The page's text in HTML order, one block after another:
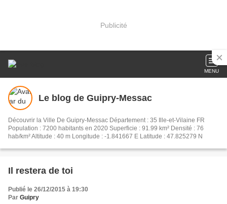
Publicité
MENU
Le blog de Guipry-Messac
Découvrir la Ville De Guipry-Messac Département : 35 Ille-et-Vilaine FR
Population : 7200 habitants en 2020 Superficie : 91.99 km² Densité : 76
hab/km² Altitude : 40 m Longitude : -1.841667 E Latitude : 47.825279 N
Il restera de toi
Publié le 26/12/2015 à 19:30
Par Guipry